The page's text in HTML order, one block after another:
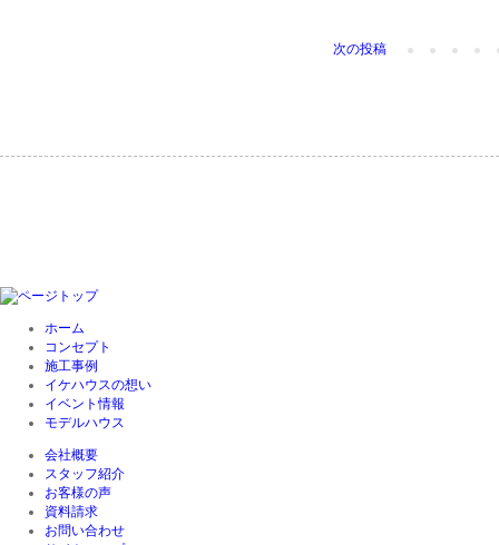
次の投稿
ホーム
コンセプト
施工事例
イケハウスの想い
イベント情報
モデルハウス
会社概要
スタッフ紹介
お客様の声
資料請求
お問い合わせ